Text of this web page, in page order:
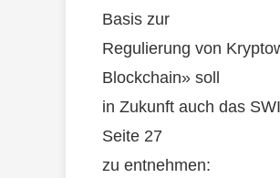
Basis zur
Regulierung von
Blockchain» soll
in Zukunft auch das
Seite 27
zu entnehmen: